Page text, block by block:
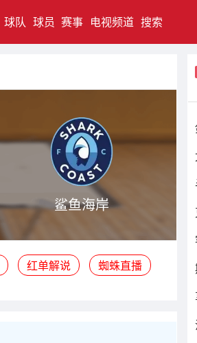
球队 球员 赛事 电视频道 搜索
鲨鱼海岸
红单解说 蜘蛛直播